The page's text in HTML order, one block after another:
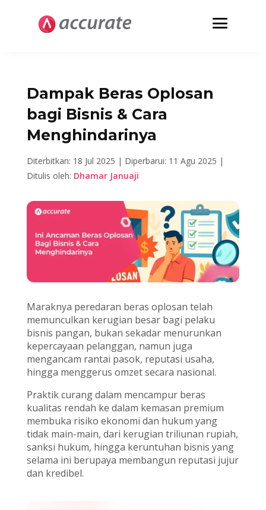
Dampak Beras Oplosan
bagi Bisnis & Cara
Menghindarinya
Diterbitkan: 18 Jul 2025 | Diperbarui: 11 Agu 2025 |
Ditulis oleh: Dhamar Januaji
Maraknya peredaran beras oplosan telah
memunculkan kerugian besar bagi pelaku
bisnis pangan, bukan sekadar menurunkan
kepercayaan pelanggan, namun juga
mengancam rantai pasok, reputasi usaha,
hingga menggerus omzet secara nasional.
Praktik curang dalam mencampur beras
kualitas rendah ke dalam kemasan premium
membuka risiko ekonomi dan hukum yang
tidak main-main, dari kerugian triliunan rupiah,
sanksi hukum, hingga keruntuhan bisnis yang
selama ini berupaya membangun reputasi jujur
dan kredibel.